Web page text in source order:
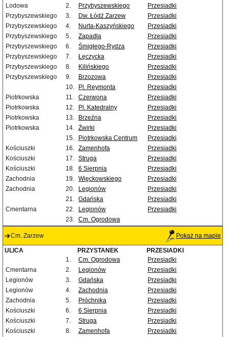
Lodowa
2. Przybyszewskiego
Przesiadki
Przybyszewskiego
3. Dw. Łódź Zarzew
Przesiadki
Przybyszewskiego
4. Nurta-Kaszyńskiego
Przesiadki
Przybyszewskiego
5. Zapadła
Przesiadki
Przybyszewskiego
6. Śmigłego-Rydza
Przesiadki
Przybyszewskiego
7. Łęczycka
Przesiadki
Przybyszewskiego
8. Kilińskiego
Przesiadki
Przybyszewskiego
9. Brzozowa
Przesiadki
10.
Pl. Reymonta
Przesiadki
Piotrkowska
11. Czerwona
Przesiadki
Piotrkowska
12. Pl. Katedralny
Przesiadki
Piotrkowska
13. Brzeźna
Przesiadki
Piotrkowska
14. Żwirki
Przesiadki
15.
Piotrkowska Centrum
Przesiadki
Kościuszki
16. Zamenhofa
Przesiadki
Kościuszki
17. Struga
Przesiadki
Kościuszki
18. 6 Sierpnia
Przesiadki
Zachodnia
19. Więckowskiego
Przesiadki
Zachodnia
20. Legionów
Przesiadki
21. Gdańska
Przesiadki
Cmentarna
22. Legionów
Przesiadki
23. Cm. Ogrodowa
Cm. Zarzew Pokaż na mapie
ULICA PRZYSTANEK
PRZESIADKI
1.
Cm. Ogrodowa
Przesiadki
Cmentarna
2. Legionów
Przesiadki
Legionów
3. Gdańska
Przesiadki
Legionów
4. Zachodnia
Przesiadki
Zachodnia
5. Próchnika
Przesiadki
Kościuszki
6. 6 Sierpnia
Przesiadki
Kościuszki
7. Struga
Przesiadki
Kościuszki
8. Zamenhofa Przesiadki